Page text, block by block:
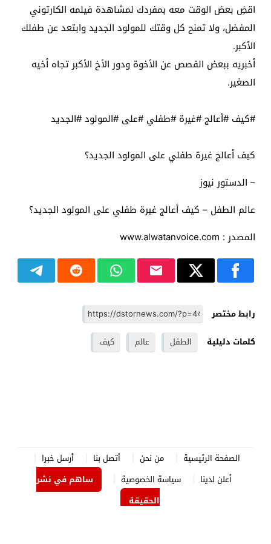
اقضِ بعض الوقت معه بمفردك لمشاهدة فيلمه الكارتوني
المفضل، ولا تمنح كل وقتك للمولود الجديد وابتعد عن طفلك
الأكبر.
أخبريه ببعض القصص عن الأخوة ودور الأخ الأكبر تجاه أخيه
الصغير.
#كيف #أعالج #غيرة #طفلي #على #المولود #الجديد
كيف أعالج غيرة طفلي على المولود الجديد؟
– الدستور نيوز
عالم الطفل – كيف أعالج غيرة طفلي على المولود الجديد؟
المصدر : www.alwatanvoice.com
رابط مختصر
كلمات دليلية
الطفل عالم كيف
الصفحة الرئيسية من نحن أتصل بنا
أرسل خبرا
أعلن لدينا
سياسة الخصوصية
ساهم في نشر
الحقيقة